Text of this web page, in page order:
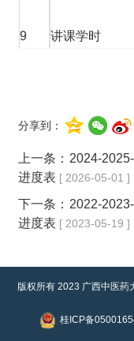
9 讲课学时
讲课学时
分享到：
上一条： 2024-
进度表 [ 2026-05-01 ]
下一条： 2022-
进度表 [ 2023-05-19 ]
版权所有 2023 广西中医
桂ICP备